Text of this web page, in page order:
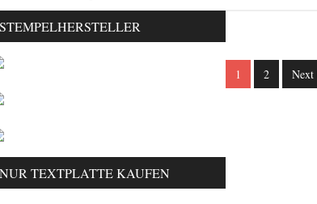
1 2 Next
STEMPELHERSTELLER
NUR TEXTPLATTE KAUFEN